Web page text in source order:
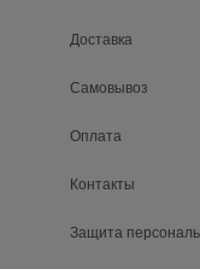
Доставка
Самовывоз
Оплата
Контакты
Защита